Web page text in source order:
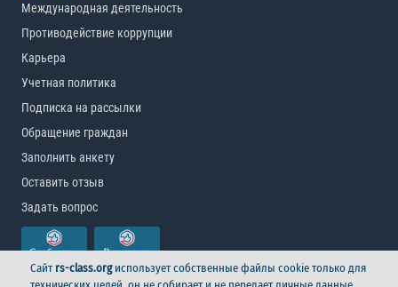
Международная деятельность
Противодействие коррупции
Карьера
Учетная политика
Подписка на рассылки
Обращение граждан
Заполнить анкету
Оставить отзыв
Задать вопрос
Сайт rs-class.orgиспользует собственные файлы cookie только для